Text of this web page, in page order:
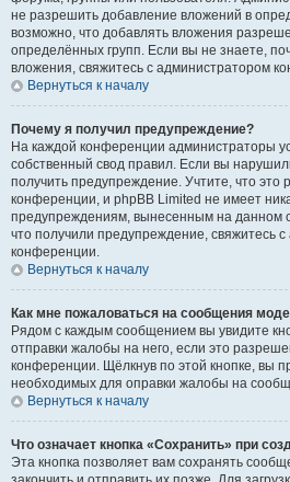
не разрешить добавление вложений в
возможно, что добавлять вложения
определённых групп. Если вы не знаете,
вложения, свяжитесь с администратором
Вернуться к началу
Почему я получил предупреждение?
На каждой конференции администраторы
собственный свод правил. Если вы
получить предупреждение. Учтите, что
конференции, и phpBB Limited не имеет
предупреждениям, вынесенным на данном
что получили предупреждение, свяжитесь
конференции.
Вернуться к началу
Как мне пожаловаться на сообщения
Рядом с каждым сообщением вы увидите
отправки жалобы на него, если это
конференции. Щёлкнув по этой кнопке, вы
необходимых для оправки жалобы на
Вернуться к началу
Что означает кнопка «Сохранить» при
Эта кнопка позволяет вам сохранять